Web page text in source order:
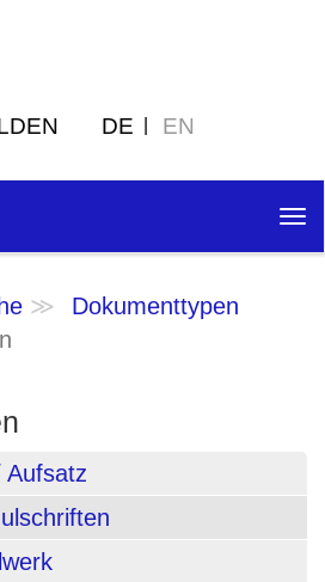
DE EN
Dokumenttypen
Aufsatz